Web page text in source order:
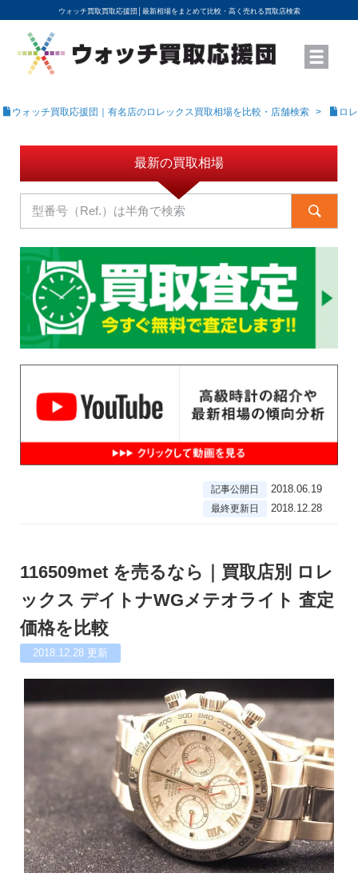
ウォッチ買取買取応援団│ 最新相場をまとめて比較・高く売れる買取店検索
YouTubeで動画を公開中
ROLEXモデル名から買取相場を調べる
高級時計ブランド名から買取相場を調べる
地域から買取店を探す
店舗名から買取店を探す
ブランド時計を高く売る方法
買取査定を依頼する
ウォッチ買取応援団｜有名店のロレックス買取相場を比較・店舗検索 ロ
最新の買取相場
記事公開日 2018.06.19
最終更新日 2018.12.28
116509met を売るなら｜買取店別 ロレ
ックス デイトナWGメテオライト 査定
価格を比較
2018.12.28 更新